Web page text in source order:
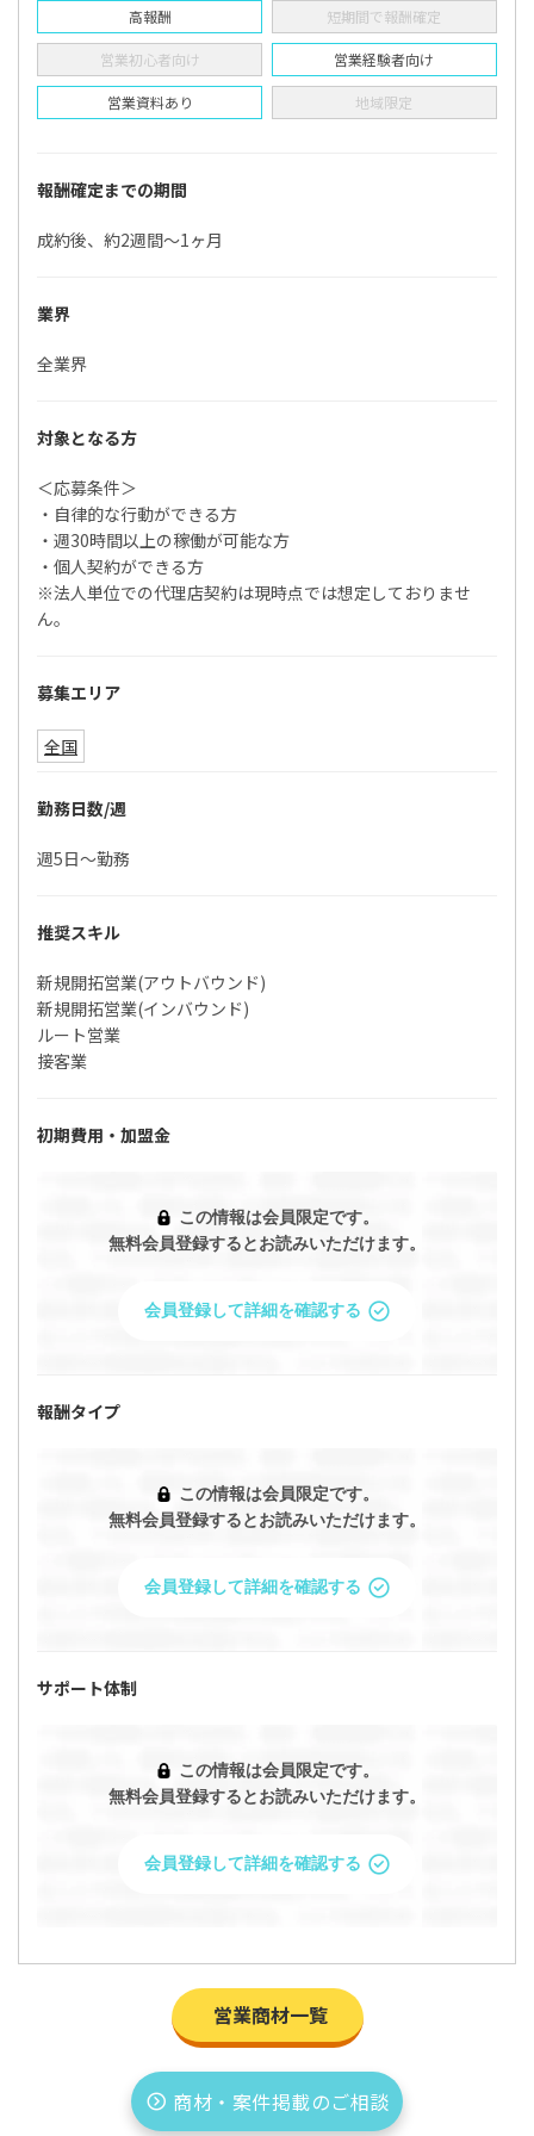
「【完全フルリモート| 月収100万越 | 商材研修
あり】本気で稼ぎたいフリーランスを募集！」
の条件を問い合わせますか？
高報酬 短期間で報酬確定
営業初心者向け 営業経験者向け
営業資料あり 地域限定
報酬確定までの期間
成約後、約2週間〜1ヶ月
業界
全業界
対象となる方
＜応募条件＞
・自律的な行動ができる方
・週30時間以上の稼働が可能な方
・個人契約ができる方
※法人単位での代理店契約は現時点では想定しておりませ
ん。
募集エリア
全国
勤務日数/週
週5日〜勤務
推奨スキル
新規開拓営業(アウトバウンド)
新規開拓営業(インバウンド)
ルート営業
接客業
初期費用・加盟金
この情報は会員限定です。
無料会員登録するとお読みいただけます。
会員登録して詳細を確認する
報酬タイプ
この情報は会員限定です。
無料会員登録するとお読みいただけます。
会員登録して詳細を確認する
サポート体制
この情報は会員限定です。
無料会員登録するとお読みいただけます。
会員登録して詳細を確認する
営業商材一覧
商材・案件掲載のご相談